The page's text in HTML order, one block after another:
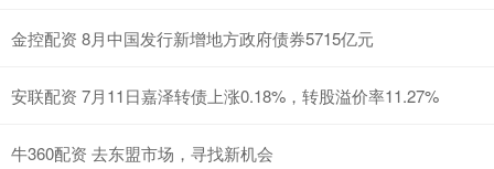
金控配资 8月中国发行新增地方政府债券5715亿元
安联配资 7月11日嘉泽转债上涨0.18%，转股溢价率11.27%
牛360配资 去东盟市场，寻找新机会